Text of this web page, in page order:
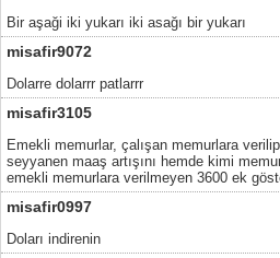
Bir aşaği iki yukarı iki asağı bir yukarı
misafir9072
Dolarre dolarrr patlarrr
misafir3105
Emekli memurlar, çalışan memurlara
seyyanen maaş artışını hemde kimi
emekli memurlara verilmeyen 3600 ek
misafir0997
Doları indirenin